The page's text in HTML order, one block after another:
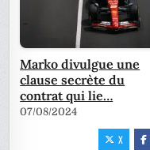
Marko divulgue une
clause secrète du
contrat qui lie…
07/08/2024
X